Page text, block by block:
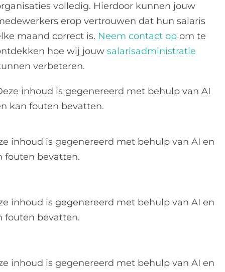
volledig. Hierdoor kunnen jouw
erop vertrouwen dat hun salaris
maand correct is. Neem contact op om te
hoe wij jouwsalarisadministratie
verbeteren.
inhoud is gegenereerd met behulp van AI
kan fouten bevatten.
inhoud is gegenereerd met behulp van AI en
fouten bevatten.
inhoud is gegenereerd met behulp van AI en
fouten bevatten.
inhoud is gegenereerd met behulp van AI en